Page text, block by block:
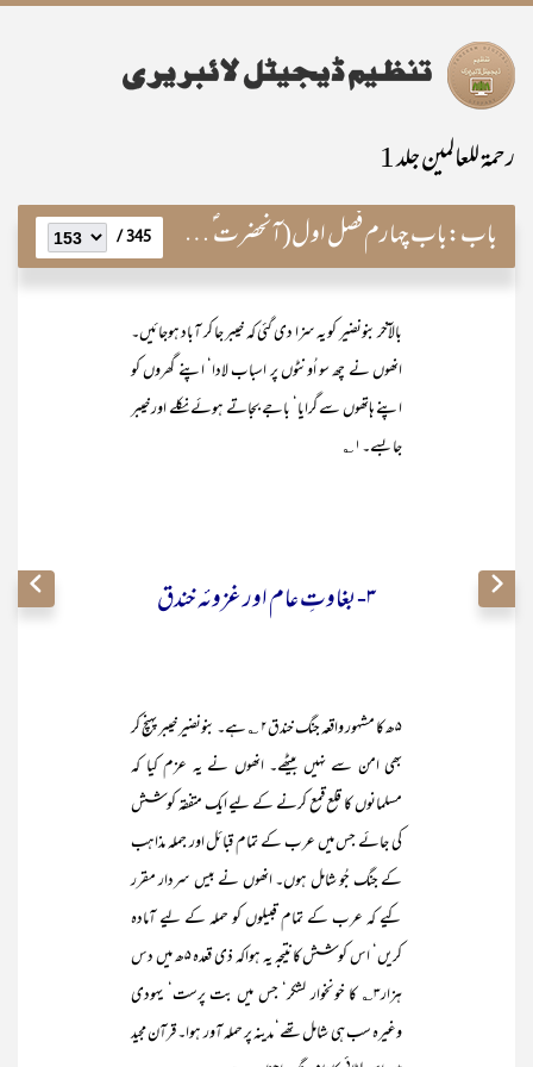
رحمۃ للعالمین جلد 1
باب:باب چہارم فصل اول(آنحضرت ؐ کی بین الاقوامی پالیسی) 345 /
بالآخر بنونضیر کو یہ سزا دی گئی کہ خیبر جا کر آباد ہوجائیں۔
انھوں نے چھ سو اُونٹوں پر اسباب لادا‘ اپنے گھروں کو
اپنے ہاتھوں سے گرایا‘ باجے بجاتے ہوئے نکلے اور خیبر
جا بسے۔۱؎
۳- بغاوتِ عام اور غزوئہ خندق
۵ھ کا مشہور واقعہ جنگ خندق۲ ؎ ہے۔ بنونضیر خیبر پہنچ کر
بھی امن سے نہیں بیٹھے۔ انھوں نے یہ عزم کیا کہ
مسلمانوں کا قلع قمع کرنے کے لیے ایک متفقہ کوشش
کی جائے جس میں عرب کے تمام قبائل اور جملہ مذاہب
کے جنگ جُو شامل ہوں۔ انھوں نے بیس سردار مقرر
کیے کہ عرب کے تمام قبیلوں کو حملہ کے لیے آمادہ
کریں‘ اس کوشش کانتیجہ یہ ہواکہ ذی قعدہ ۵ھ میں دس
ہزار۳؎ کا خونخوار لشکر‘ جس میں بت پرست‘ یہودی
وغیرہ سب ہی شامل تھے‘ مدینہ پر حملہ آور ہوا۔ قرآن مجید